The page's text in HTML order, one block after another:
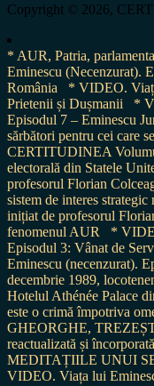
Copyright © 2026,
* AUR, Patria,
Eminescu (Necenzurat).
România
* VIDEO.
Prietenii și Dușmanii
*
Episodul 7 – Eminescu
sărbători pentru cei care
CERTITUDINEA
electorală din Statele
profesorul Florian
sistem de interes
inițiat de profesorul
fenomenul AUR
*
Episodul 3: Vânat de
Eminescu (necenzurat).
decembrie 1989,
Hotelul Athénée Palace
este o crimă împotriva
GHEORGHE,
reactualizată și
MEDITAȚIILE UNUI
VIDEO. Viața lui